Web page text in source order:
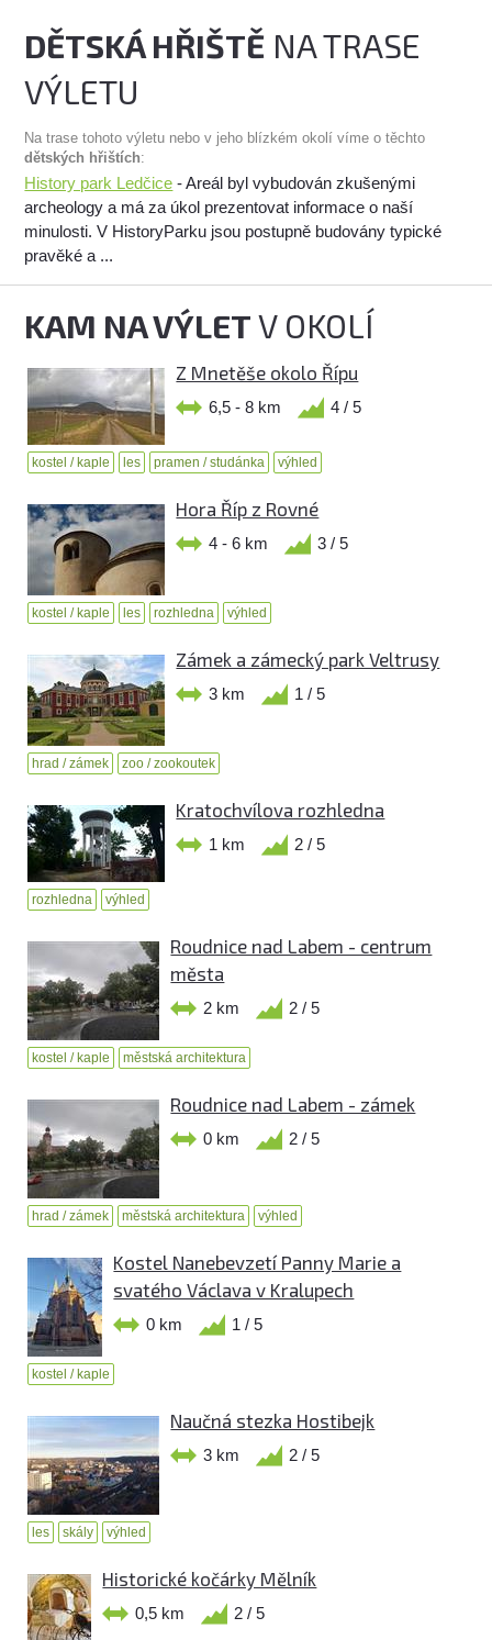
DĚTSKÁ HŘIŠTĚ NA TRASE
VÝLETU
Na trase tohoto výletu nebo v jeho blízkém okolí víme o těchto
dětských hřištích:
History park Ledčice - Areál byl vybudován zkušenými
archeology a má za úkol prezentovat informace o naší
minulosti. V HistoryParku jsou postupně budovány typické
pravěké a ...
KAM NA VÝLETV OKOLÍ
Z Mnetěše okolo Řípu
6,5 - 8 km 4 / 5
kostel / kaple les pramen / studánka výhled
Hora Říp z Rovné
4 - 6 km 3 / 5
kostel / kaple les rozhledna výhled
Zámek a zámecký park Veltrusy
3 km 1 / 5
hrad / zámek zoo / zookoutek
Kratochvílova rozhledna
1 km 2 / 5
rozhledna výhled
Roudnice nad Labem - centrum
města
2 km 2 / 5
kostel / kaple městská architektura
Roudnice nad Labem - zámek
0 km 2 / 5
hrad / zámek městská architektura výhled
Kostel Nanebevzetí Panny Marie a
svatého Václava v Kralupech
0 km 1 / 5
kostel / kaple
Naučná stezka Hostibejk
3 km 2 / 5
les skály výhled
Historické kočárky Mělník
0,5 km 2 / 5